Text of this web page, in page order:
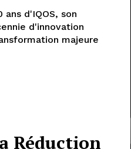
d'IQOS, son
d'innovation
majeure
Réduction